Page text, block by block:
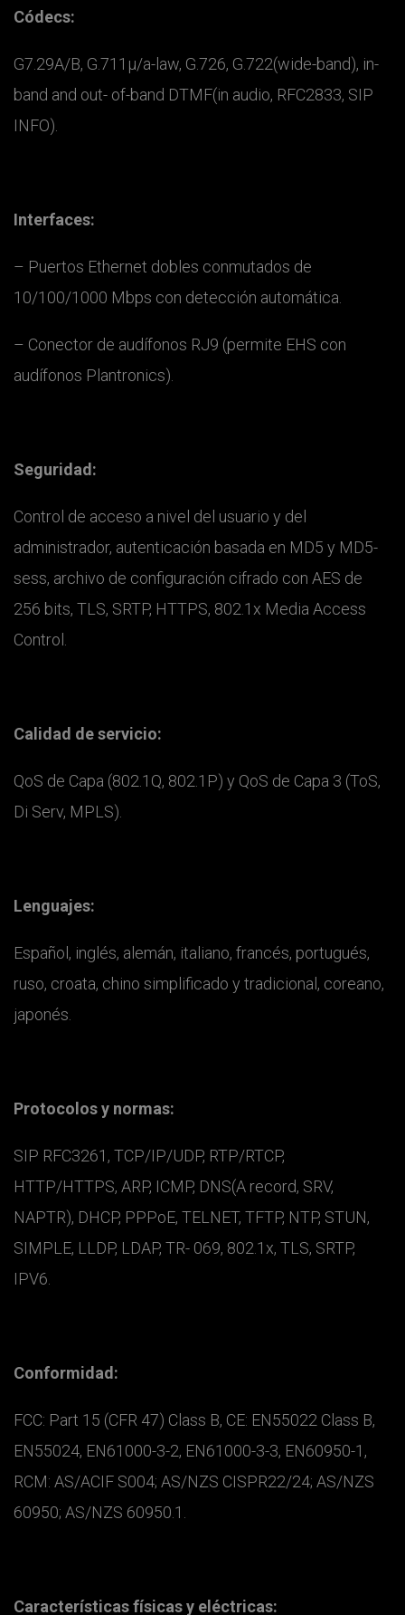
Códecs:
G7.29A/B, G.711μ/a-law, G.726, G.722(wide-band), in-
band and out- of-band DTMF(in audio, RFC2833, SIP
INFO).
Interfaces:
– Puertos Ethernet dobles conmutados de
10/100/1000 Mbps con detección automática.
– Conector de audífonos RJ9 (permite EHS con
audífonos Plantronics).
Seguridad:
Control de acceso a nivel del usuario y del
administrador, autenticación basada en MD5 y MD5-
sess, archivo de configuración cifrado con AES de
256 bits, TLS, SRTP, HTTPS, 802.1x Media Access
Control.
Calidad de servicio:
QoS de Capa (802.1Q, 802.1P) y QoS de Capa 3 (ToS,
Di Serv, MPLS).
Lenguajes:
Español, inglés, alemán, italiano, francés, portugués,
ruso, croata, chino simplificado y tradicional, coreano,
japonés.
Protocolos y normas:
SIP RFC3261, TCP/IP/UDP, RTP/RTCP,
HTTP/HTTPS, ARP, ICMP, DNS(A record, SRV,
NAPTR), DHCP, PPPoE, TELNET, TFTP, NTP, STUN,
SIMPLE, LLDP, LDAP, TR- 069, 802.1x, TLS, SRTP,
IPV6.
Conformidad:
FCC: Part 15 (CFR 47) Class B, CE: EN55022 Class B,
EN55024, EN61000-3-2, EN61000-3-3, EN60950-1,
RCM: AS/ACIF S004; AS/NZS CISPR22/24; AS/NZS
60950; AS/NZS 60950.1.
Características físicas y eléctricas: